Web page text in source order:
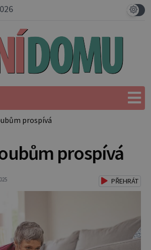
prospívá
prospívá
PŘEHRÁT